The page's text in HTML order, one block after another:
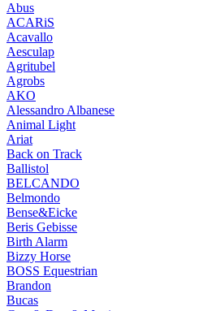
Abus
ACARiS
Acavallo
Aesculap
Agritubel
Agrobs
AKO
Alessandro Albanese
Animal Light
Ariat
Back on Track
Ballistol
BELCANDO
Belmondo
Bense&Eicke
Beris Gebisse
Birth Alarm
Bizzy Horse
BOSS Equestrian
Brandon
Bucas